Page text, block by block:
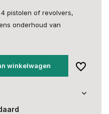
pistolen of revolvers,
onderhoud van
winkelwagen